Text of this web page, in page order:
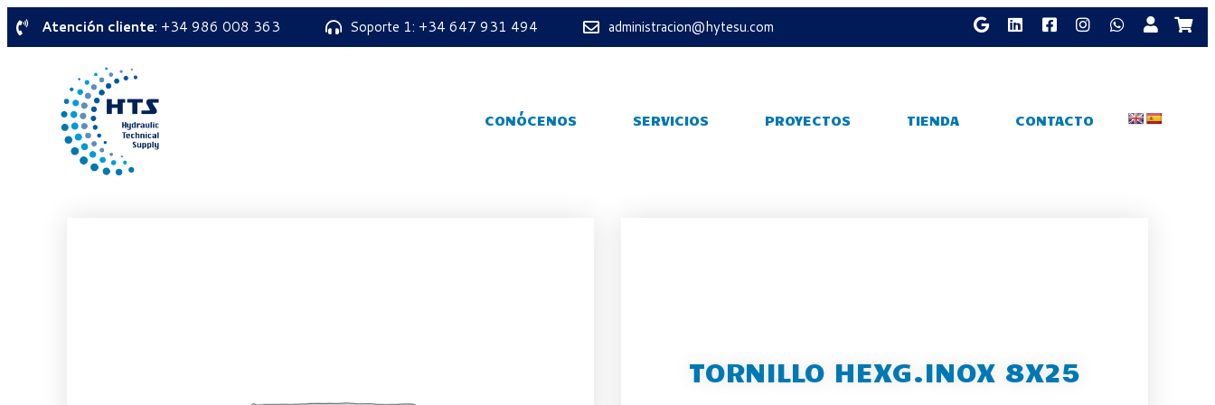
Atención cliente: +34 986 008 363 Soporte 1: +34 647 931 494 administracion@hytesu.com
CONÓCENOS SERVICIOS PROYECTOS TIENDA CONTACTO
TORNILLO HEXG.INOX 8X25